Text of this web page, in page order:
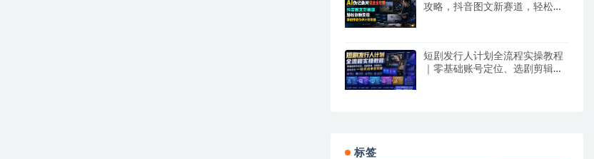
攻略，抖音图文新赛道，轻松涨
短剧发行人计划全流程实操教程
｜零基础账号定位、选剧剪辑、
标签